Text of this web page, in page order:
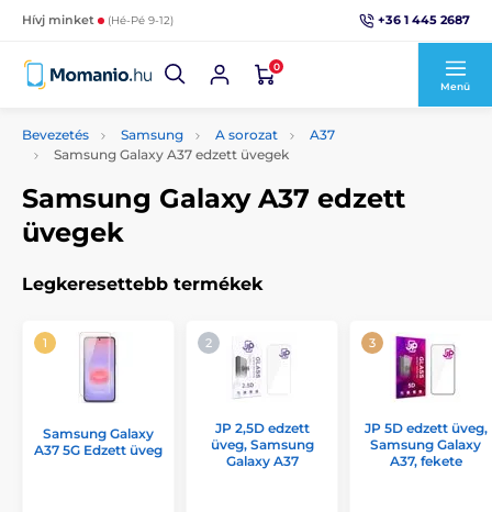
Hívj minket (Hé-Pé 9-12) +36 1 445 2687
0
Menü
Bevezetés Samsung A sorozat
A37
Samsung Galaxy A37 edzett üvegek
Samsung Galaxy A37 edzett
üvegek
Legkeresettebb termékek
Samsung Galaxy
A37 5G Edzett üveg
JP 2,5D edzett
üveg, Samsung
Galaxy A37
JP 5D edzett üveg,
Samsung Galaxy
A37, fekete